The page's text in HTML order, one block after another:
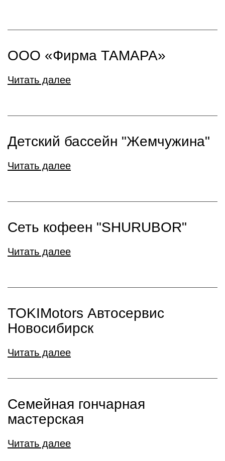
ООО «Фирма ТАМАРА»
Читать далее
Детский бассейн "Жемчужина"
Читать далее
Сеть кофеен "SHURUBOR"
Читать далее
TOKIMotors Автосервис
Новосибирск
Читать далее
Семейная гончарная
мастерская
Читать далее